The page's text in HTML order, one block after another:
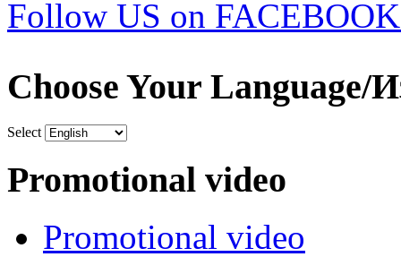
Follow US on
Choose Your Language/
Select
Promotional video
Promotional video